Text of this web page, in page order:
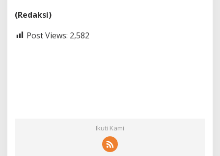
(Redaksi)
Post Views: 2,582
Ikuti Kami